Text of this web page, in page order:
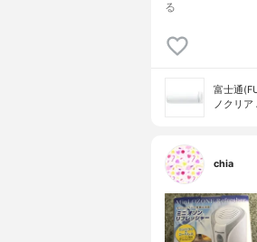
る
富士通
ノクリ
chia